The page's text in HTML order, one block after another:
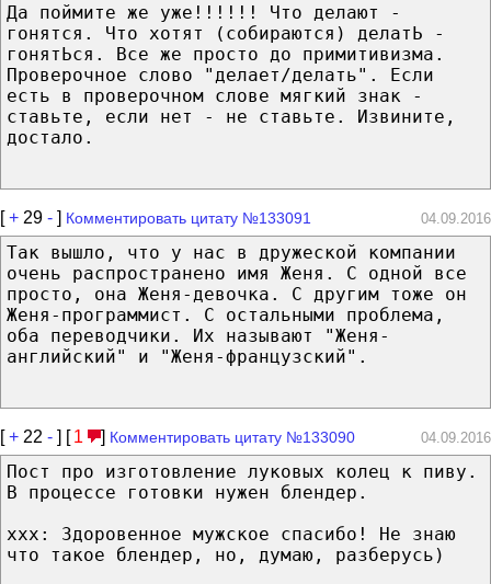
Да поймите же уже!!!!!! Что делают -
гонятся. Что хотят (собираются) делатЬ -
гонятЬся. Все же просто до примитивизма.
Проверочное слово "делает/делать". Если
есть в проверочном слове мягкий знак -
ставьте, если нет - не ставьте. Извините,
достало.
[+ 29 - ] Комментировать цитату №133091 04.09.2016
Так вышло, что у нас в дружеской компании
очень распространено имя Женя. С одной все
просто, она Женя-девочка. С другим тоже он
Женя-программист. С остальными проблема,
оба переводчики. Их называют "Женя-
английский" и "Женя-французский".
[+ 22 - ] [ 1 ] Комментировать цитату №133090 04.09.2016
Пост про изготовление луковых колец к пиву.
В процессе готовки нужен блендер.
xxx: Здоровенное мужское спасибо! Не знаю
что такое блендер, но, думаю, разберусь)